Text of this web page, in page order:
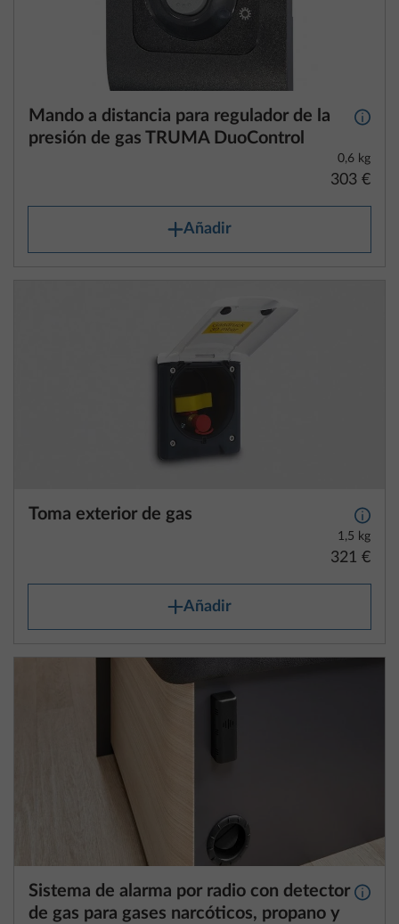
Mando a distancia para regulador de la
presión de gas TRUMA DuoControl
Más
0,6 kg
303 €
Añadir
Toma exterior de gas Más
1,5 kg
321 €
Añadir
Sistema de alarma por radio con detector
de gas para gases narcóticos, propano y
Más